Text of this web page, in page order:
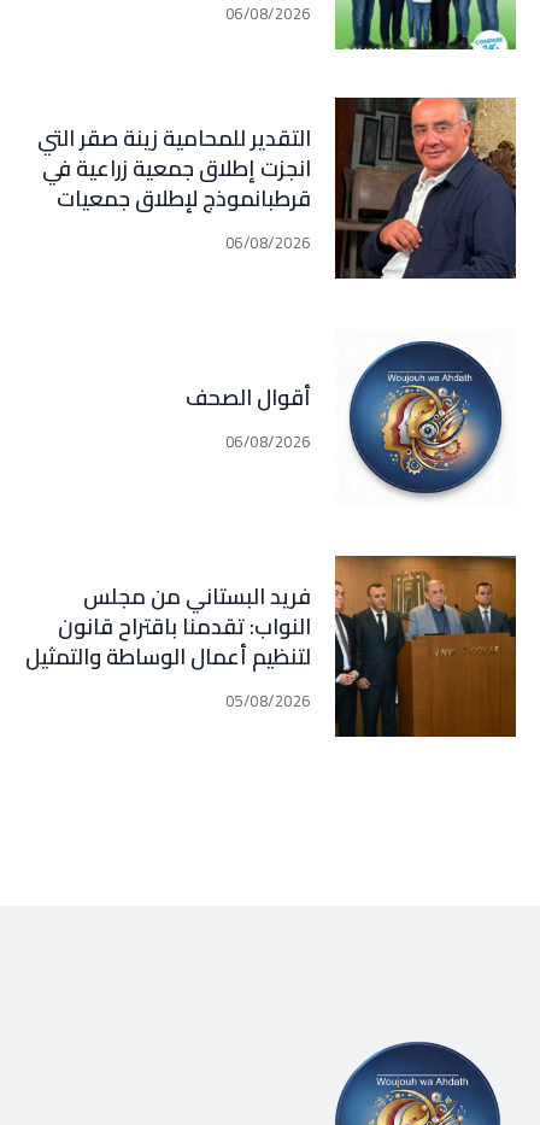
دبلوماسية وأمنية، لكن عدم
احتمال تفجّر التصعيد
06/08/2026
التقدير للمحامية زينة صقر التي
انجزت إطلاق جمعية زراعية في
قرطبانموذج لإطلاق جمعيات
معنية بكل المجالات في كل
القرى و البلدات في جبيل (فارس
06/08/2026
أقوال الصحف
06/08/2026
فريد البستاني من مجلس
النواب: تقدمنا باقتراح قانون
لتنظيم أعمال الوساطة والتمثيل
في مجال التأمين الذي اصبح في
مرحلة النقاش الرسمي
05/08/2026